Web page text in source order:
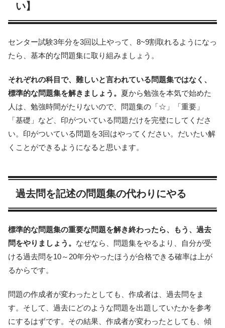
い】
センター試験3年分を3回以上やって、8~9割取れるようになっ
たら、基本的な問題集に取り組みましょう。
それぞれの科目で、難しいと言われている問題集ではなく、
標準的な問題集を解きましょう。 夏から勉強を本気で始めた
人は、勉強時間がたりないので、問題集の「☆」「重要」
「基礎」など、印がついている問題だけを完璧にしてくださ
い。印がついている問題を3回はやってください。だいたい解
くことができるようになると思います。
過去問を記述の問題集の代わりにやる
標準的な問題集の重要な問題を解き終わったら、もう、過去
問をやりましょう。 なぜなら、問題集をやるより、自分が受
ける過去問を10～20年分やったほうが合格できる確率は上が
るからです。
問題の作成者が変わったとしても、作成者は、過去問をま
す。そして、過去にどのような問題を出題していたかを参考
にするはずです。その結果、作成者が変わったとしても、傾